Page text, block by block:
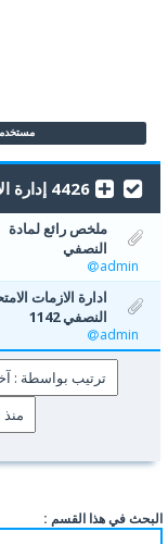
4426 إدارة الأزمات
ملخص رائع لمادة
النصفي
admin
ادارة الازمات
النصفي 1142
admin
البحث في هذا القسم :